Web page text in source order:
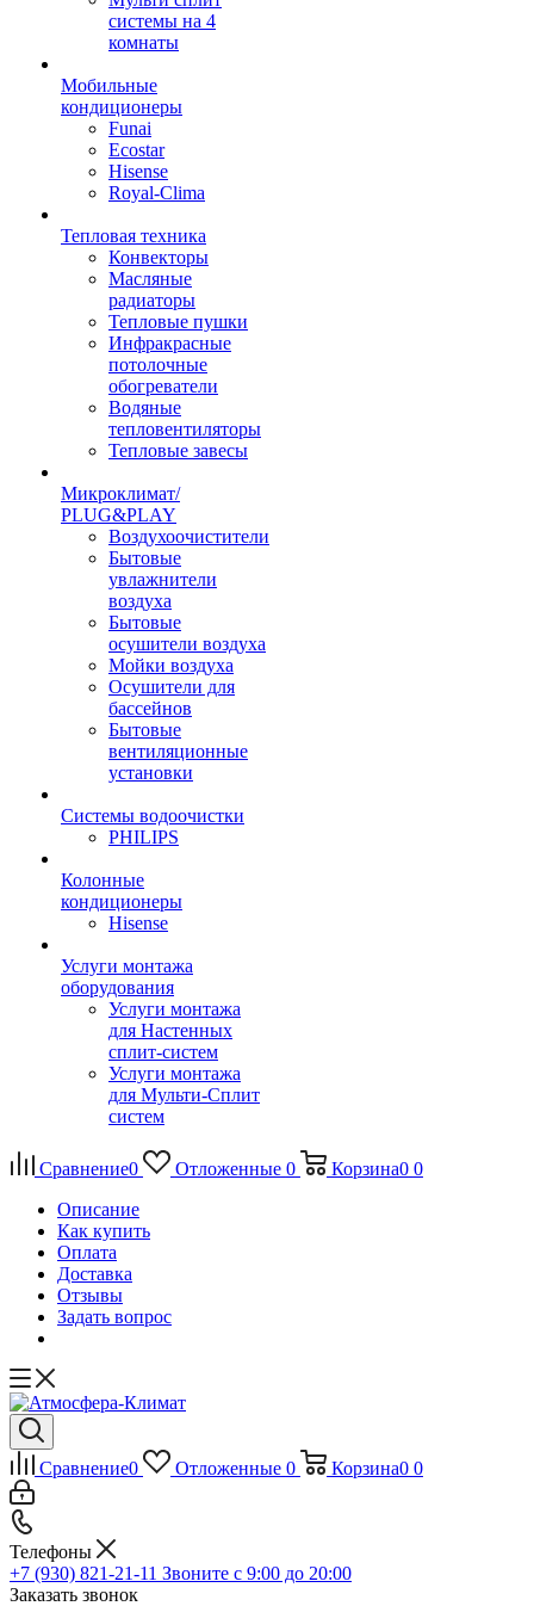
системы на 4
комнаты
Мобильные
кондиционеры
Funai
Ecostar
Hisense
Royal-Clima
Тепловая техника
Конвекторы
Масляные
радиаторы
Тепловые пушки
Инфракрасные
потолочные
обогреватели
Водяные
тепловентиляторы
Тепловые завесы
Микроклимат/
PLUG&PLAY
Воздухоочистители
Бытовые
увлажнители
воздуха
Бытовые
осушители воздуха
Мойки воздуха
Осушители для
бассейнов
Бытовые
вентиляционные
установки
Системы водоочистки
PHILIPS
Колонные
кондиционеры
Hisense
Услуги монтажа
оборудования
Услуги монтажа
для Настенных
сплит-систем
Услуги монтажа
для Мульти-Сплит
систем
Сравнение0 Отложенные 0 Корзина0 0
Описание
Как купить
Оплата
Доставка
Отзывы
Задать вопрос
Сравнение0 Отложенные 0 Корзина0 0
Телефоны
+7 (930) 821-21-11 Звоните с 9:00 до 20:00
Заказать звонок